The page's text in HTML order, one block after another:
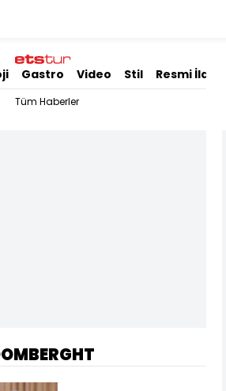
Gastro Video Stil Resmi İlanlar
Tüm Haberler